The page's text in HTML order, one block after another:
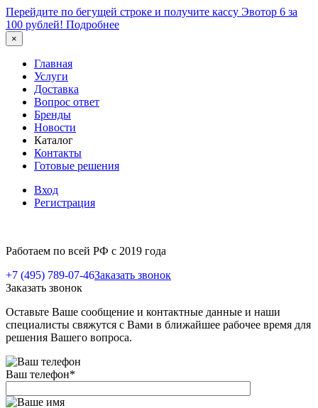
Перейдите по бегущей строке и получите кассу Эвотор 6 за
100 рублей! Подробнее
×
Главная
Услуги
Доставка
Вопрос ответ
Бренды
Новости
Каталог
Контакты
Готовые решения
Вход
Регистрация
Работаем по всей РФ с 2019 года
+7 (495) 789-07-46Заказать звонок
Заказать звонок
Оставьте Ваше сообщение и контактные данные и наши
специалисты свяжутся с Вами в ближайшее рабочее время для
решения Вашего вопроса.
Ваш телефон*